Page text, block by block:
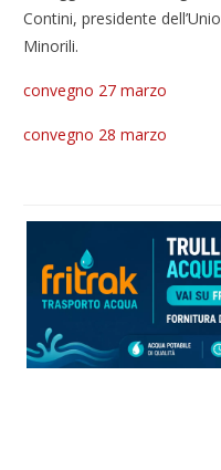
Contini, presidente
Minorili.
convegno 27 marzo
convegno 28 marzo